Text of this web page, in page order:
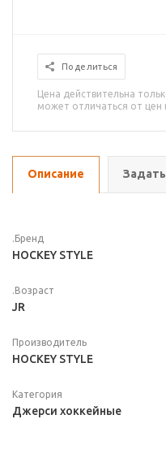
Поделиться
Цена действительна
может отличаться от цен
Описание
.Бренд
HOCKEY STYLE
.Возраст
JR
Производитель
HOCKEY STYLE
Категория
Джерси хоккейные